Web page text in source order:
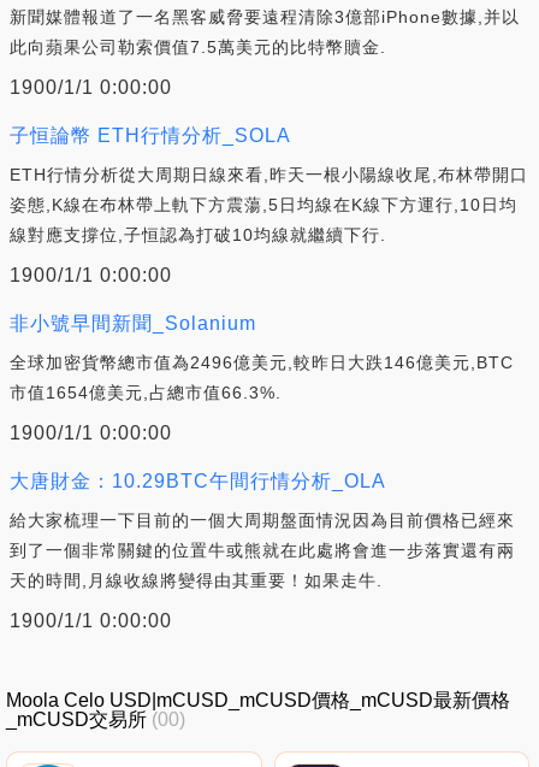
新聞媒體報道了一名黑客威脅要遠程清除3億部iPhone數據,并以
此向蘋果公司勒索價值7.5萬美元的比特幣贖金.
1900/1/1 0:00:00
子恒論幣 ETH行情分析_SOLA
ETH行情分析從大周期日線來看,昨天一根小陽線收尾,布林帶開口
姿態,K線在布林帶上軌下方震蕩,5日均線在K線下方運行,10日均
線對應支撐位,子恒認為打破10均線就繼續下行.
1900/1/1 0:00:00
非小號早間新聞_Solanium
全球加密貨幣總市值為2496億美元,較昨日大跌146億美元,BTC
市值1654億美元,占總市值66.3%.
1900/1/1 0:00:00
大唐財金：10.29BTC午間行情分析_OLA
給大家梳理一下目前的一個大周期盤面情況因為目前價格已經來
到了一個非常關鍵的位置牛或熊就在此處將會進一步落實還有兩
天的時間,月線收線將變得由其重要！如果走牛.
1900/1/1 0:00:00
Moola Celo USD|mCUSD_mCUSD價格_mCUSD最新價格
_mCUSD交易所 (00)